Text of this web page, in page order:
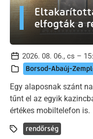
elfogták a
2026. 08. 06., cs –
Borsod-Abaúj-
Egy alaposnak szánt
tűnt el az egyik
értékes mobiltelefon is.
rendőrség